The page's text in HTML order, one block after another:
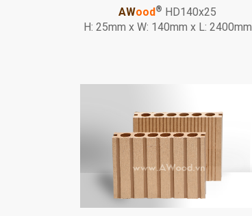
AWood ® HD140x25
H: 25mm x W: 140mm x L: 2400mm